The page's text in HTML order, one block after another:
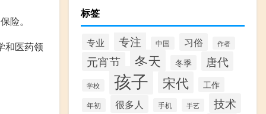
险。
和医药领
标签
专业 专注 中国 习俗 作者
元宵节 冬天 冬季 唐代
学校 孩子 宋代 工作
年初 很多人 手机 手艺 技术